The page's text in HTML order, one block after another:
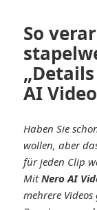
So
AI
Haben Sie
wollen, aber
für jeden Clip
MitNero AI
mehrere